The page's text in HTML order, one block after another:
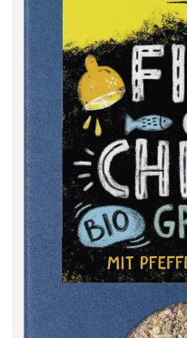
Söllradls Naturkostladen
Stiftsgärtnerei
Weinkellerei Stift
Kremsmünster
Wildkraut
KATEGORIE
Filter zurücksetzen